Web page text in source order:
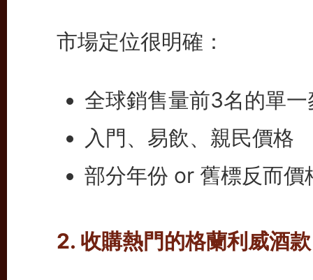
市場定位很明確：
全球銷售量前3名的單
入門、易飲、親民價格
部分年份 or 舊標反而價
2. 收購熱門的格蘭利威酒款